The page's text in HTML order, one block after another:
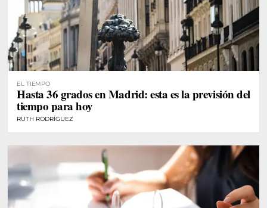
EL TIEMPO
Hasta 36 grados en Madrid: esta es la previsión del
tiempo para hoy
RUTH RODRÍGUEZ